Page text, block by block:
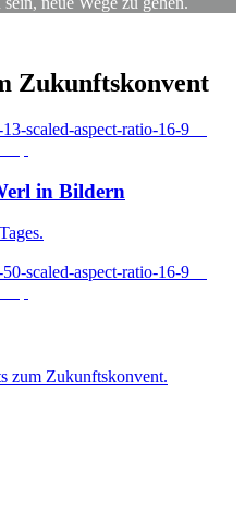
Zukunftskonvent
in Bildern
zum Zukunftskonvent.